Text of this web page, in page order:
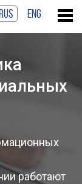
ENG
работают